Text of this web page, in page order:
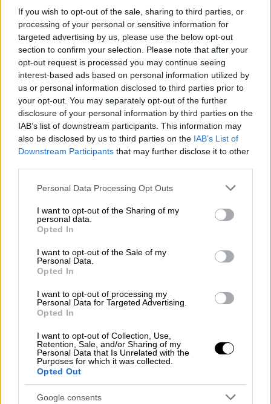
If you wish to opt-out of the sale, sharing to third parties, or
processing of your personal or sensitive information for
targeted advertising by us, please use the below opt-out
section to confirm your selection. Please note that after your
opt-out request is processed you may continue seeing
interest-based ads based on personal information utilized by
us or personal information disclosed to third parties prior to
your opt-out. You may separately opt-out of the further
disclosure of your personal information by third parties on the
IAB’s list of downstream participants. This information may
also be disclosed by us to third parties on the IAB’s List of
Downstream Participants that may further disclose it to other
Please note that this website/app uses one or more Google
not limited to your visit or usage behaviour. You may click to
grant or deny consent to Google and its third-party tags to
use your data for below specified purposes in below Google
consent section.
Personal Data Processing Opt Outs
I want to opt-out of the Sharing of my
personal data.
Opted In
I want to opt-out of the Sale of my
Personal Data.
Opted In
I want to opt-out of processing my
Personal Data for Targeted Advertising.
Opted In
I want to opt-out of Collection, Use,
Retention, Sale, and/or Sharing of my
Personal Data that Is Unrelated with the
Purposes for which it was collected.
Opted Out
Google consents
εξόρκιζαν τα φίδια, αλλά και τα βλαπτικά
ερπετά και έντομα, με προφανή στόχο την
προφύλαξη της μελλοντικής σοδειάς και
των καλλιεργειών τους. Ο Ν. Γ. Πολίτης
αναφέρει ότι στα χωριά της Ηπείρου
συνήθιζαν το πρωί της εορτής να
περιφέρονται με πομπή στα χωράφια, τους
κήπους και τα αμπέλια τους, με τραγούδια
και χτυπήματα κουδουνιών, πιστεύοντας ότι
έτσι θα διώξουν τα βλαπτικά φίδια και τα
ερπετά, αλλά και ότι αν την ημέρα εκείνη
ακουστεί βροντή, την υπόλοιπη χρονιά δεν
θα εμφανιστούν φίδια στην περιφέρεια του
χωριού» υπογραμμίζει ο κ. Βαρβούνης.
Και συνεχίζει: «Στους Βλάχους της Πίνδου ο
αγερμός των παιδιών πραγματοποιούνταν
μετά το μεσημεριανό φαγητό, με κουδούνια
για την εκδίωξη των φιδιών και των
ερπετών από τις καλλιέργειές τους. Σε
άλλες πάλι περιοχές οι κοπέλες πήγαιναν
στα χωράφια, έπιαναν τα στάχυα και
εύχονταν τελετουργικά: ‘’όσα σιτάρια πιάνω,
/ τόσα μαλλιά να κάνω’’, σε μια προσπάθεια
να αποκτήσουν τελετουργικά τη θαλερότητα